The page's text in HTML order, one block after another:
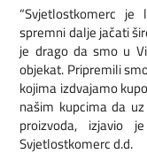
“Svjetlostkomerc
spremni dalje jačati
je drago da smo u
objekat. Pripremili
kojima izdvajamo
našim kupcima da
proizvoda, izjavio
Svjetlostkomerc d.d.